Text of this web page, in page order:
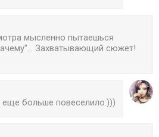
мысленно пытаешься
Захватывающий сюжет!
больше повеселило:)))